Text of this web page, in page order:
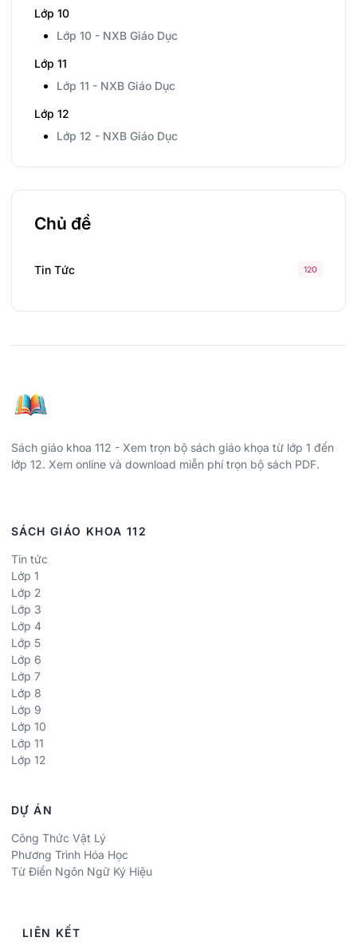
Lớp 10
Lớp 10 - NXB Giáo Dục
Lớp 11
Lớp 11 - NXB Giáo Dục
Lớp 12
Lớp 12 - NXB Giáo Dục
Chủ đề
Tin Tức 120
Sách giáo khoa 112 - Xem trọn bộ sách giáo khọa từ lớp 1 đến
lớp 12. Xem online và download miễn phí trọn bộ sách PDF.
SÁCH GIÁO KHOA 112
Tin tức
Lớp 1
Lớp 2
Lớp 3
Lớp 4
Lớp 5
Lớp 6
Lớp 7
Lớp 8
Lớp 9
Lớp 10
Lớp 11
Lớp 12
DỰ ÁN
Công Thức Vật Lý
Phương Trình Hóa Học
Từ Điển Ngôn Ngữ Ký Hiệu
LIÊN KẾT